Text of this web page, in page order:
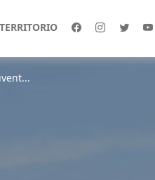
TERRITORIO